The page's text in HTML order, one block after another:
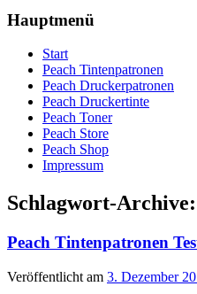
Hauptmenü
Start
Peach Tintenpatronen
Peach Druckerpatronen
Peach Druckertinte
Peach Toner
Peach Store
Peach Shop
Impressum
Schlagwort-Archive:
Peach Tintenpatronen
Veröffentlicht am 3. Dezember